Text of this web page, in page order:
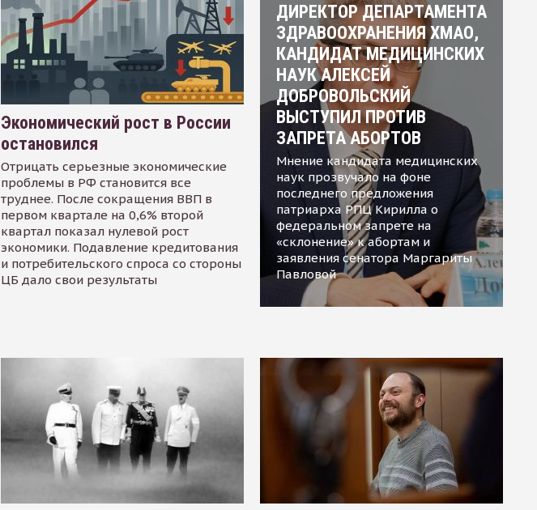
Экономический рост в России
остановился
Отрицать серьезные экономические
проблемы в РФ становится все
труднее. После сокращения ВВП в
первом квартале на 0,6% второй
квартал показал нулевой рост
экономики. Подавление кредитования
и потребительского спроса со стороны
ЦБ дало свои результаты
ДИРЕКТОР ДЕПАРТАМЕНТА
ЗДРАВООХРАНЕНИЯ ХМАО,
КАНДИДАТ МЕДИЦИНСКИХ
НАУК АЛЕКСЕЙ
ДОБРОВОЛЬСКИЙ
ВЫСТУПИЛ ПРОТИВ
ЗАПРЕТА АБОРТОВ
Мнение кандидата медицинских
наук прозвучало на фоне
последнего предложения
патриарха РПЦ Кирилла о
федеральном запрете на
«склонение» к абортам и
заявления сенатора Маргариты
Павловой